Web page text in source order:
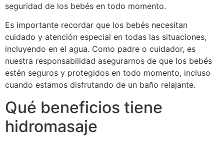
seguridad de los bebés en todo momento.
Es importante recordar que los bebés necesitan
cuidado y atención especial en todas las situaciones,
incluyendo en el agua. Como padre o cuidador, es
nuestra responsabilidad asegurarnos de que los bebés
estén seguros y protegidos en todo momento, incluso
cuando estamos disfrutando de un baño relajante.
Qué beneficios tiene
hidromasaje